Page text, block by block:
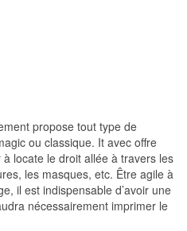
propose tout type de
ou classique. It avec offre
locate le droit allée à travers les
les masques, etc. Être agile à
il est indispensable d’avoir une
nécessairement imprimer le